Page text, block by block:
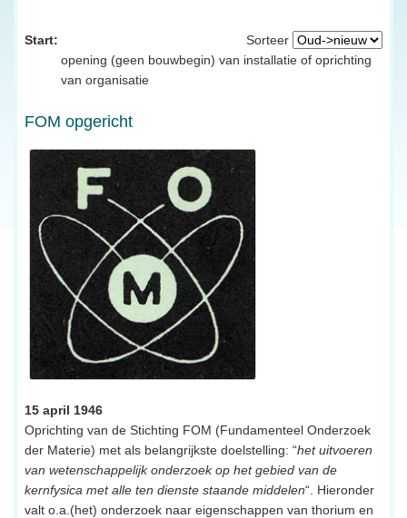
Sorteer
Start:
opening (geen bouwbegin) van installatie of oprichting
van organisatie
FOM opgericht
15 april 1946
Oprichting van de Stichting FOM (Fundamenteel Onderzoek
der Materie) met als belangrijkste doelstelling: “het uitvoeren
van wetenschappelijk onderzoek op het gebied van de
kernfysica met alle ten dienste staande middelen“. Hieronder
valt o.a.(het) onderzoek naar eigenschappen van thorium en